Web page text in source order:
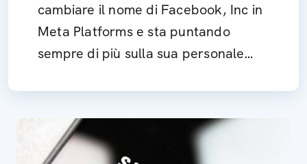
cambiare il nome di Facebook, Inc in
Meta Platforms e sta puntando
sempre di più sulla sua personale